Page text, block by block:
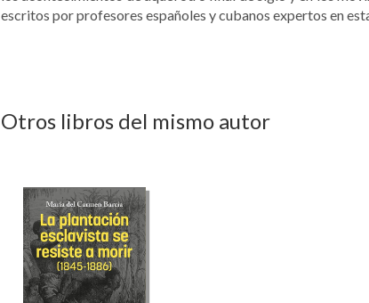
escritos por profesores españoles y cubanos expertos en
Otros libros del mismo autor